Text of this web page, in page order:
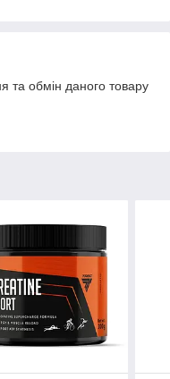
та обмін даного товару